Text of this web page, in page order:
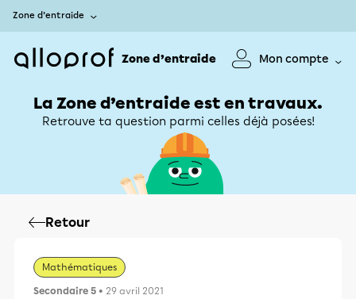
Zone d’entraide
Zone d’entraide Mon compte
La Zone d’entraide est en travaux.
Retrouve ta question parmi celles déjà posées!
Retour
Mathématiques
Secondaire 5 • 29 avril 2021